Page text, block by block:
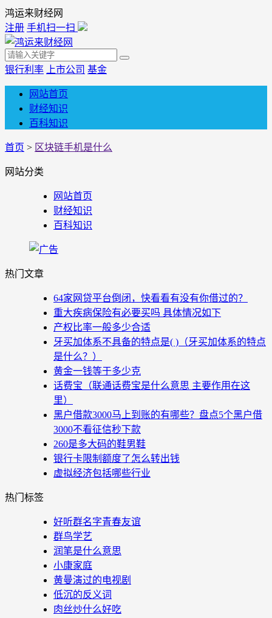
鸿运来财经网
注册 手机扫一扫
银行利率 上市公司 基金
网站首页
财经知识
百科知识
首页 > 区块链手机是什么
网站分类
网站首页
财经知识
百科知识
热门文章
64家网贷平台倒闭，快看看有没有你借过的？
重大疾病保险有必要买吗 具体情况如下
产权比率一般多少合适
牙买加体系不具备的特点是( )（牙买加体系的特点
是什么？）
黄金一钱等于多少克
话费宝（联通话费宝是什么意思 主要作用在这
里）
黑户借款3000马上到账的有哪些？盘点5个黑户借
3000不看征信秒下款
260是多大码的鞋男鞋
银行卡限制额度了怎么转出钱
虚拟经济包括哪些行业
热门标签
好听群名字青春友谊
群鸟学艺
润笔是什么意思
小康家庭
黄曼演过的电视剧
低沉的反义词
肉丝炒什么好吃